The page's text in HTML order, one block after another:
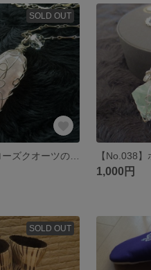
SOLD OUT
【No.036】ローズクオーツのペンダント♪♪
1,000円
SOLD OUT